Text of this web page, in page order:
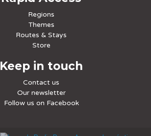
Regions
Themes
Routes & Stays
Store
Keep in touch
Contact us
Our newsletter
Follow us on Facebook